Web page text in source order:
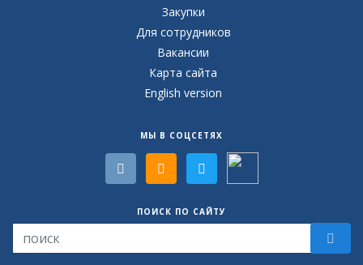
Закупки
Для сотрудников
Вакансии
Карта сайта
English version
МЫ В СОЦСЕТЯХ
ПОИСК ПО САЙТУ